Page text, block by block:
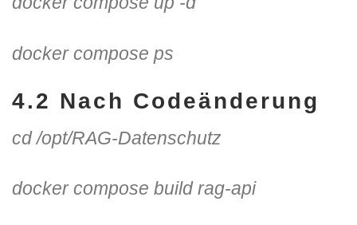
docker compose ps
4.2 Nach Codeänderung
cd /opt/RAG-Datenschutz
docker compose build rag-api